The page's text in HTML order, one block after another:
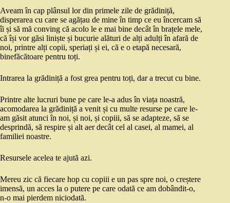
Aveam în cap plânsul lor din primele zile de grădiniță,
disperarea cu care se agățau de mine în timp ce eu încercam să
îi și să mă conving că acolo le e mai bine decât în brațele mele,
că își vor găsi liniște și bucurie alături de alți adulți în afară de
noi, printre alți copii, speriați și ei, că e o etapă necesară,
binefăcătoare pentru toți.
Intrarea la grădiniță a fost grea pentru toți, dar a trecut cu bine.
Printre alte lucruri bune pe care le-a adus în viața noastră,
acomodarea la grădiniță a venit și cu multe resurse pe care le-
am găsit atunci în noi, și noi, și copiii, să se adapteze, să se
desprindă, să respire și alt aer decât cel al casei, al mamei, al
familiei noastre.
Resursele acelea te ajută azi.
Mereu zic că fiecare hop cu copiii e un pas spre noi, o creștere
imensă, un acces la o putere pe care odată ce am dobândit-o,
n-o mai pierdem niciodată.